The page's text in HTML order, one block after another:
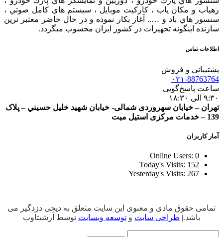
رهياب و مكان ياب ، كاركيت موبايل ، سيستم هاي كامل صوتي ،
سنسور هاي باد و ….. آغاز بكار نموده و در حال حاضر معتبر ترين
سازنده اينگونه تجهيزات در كشور ایران محسوب ميگردد.
اطلاعات تماس
پشتیبانی و فروش
۰۲۱-88763764
ساعت پاسخ‌گویی
۹:۳۰ الی ۱۸:۳۰
تهران – خيابان سهروردی شمالی- خيابان شهيد خليل حسيني – پلاک
139 – خدمات مرکزی استیل میت
آمار کاربران
Online Users: 0
Today's Visits: 152
Yesterday's Visits: 267
تمامی حقوق مادی و معنوی این سایت متعلق به دیجی دزدگیر می
باشد.| طراحی سایت و توسعه وبسایت توسط آرشیتاوب